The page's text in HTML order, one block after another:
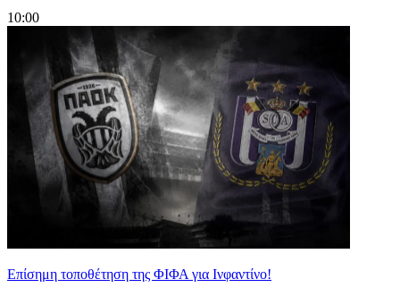
10:00
Επίσημη τοποθέτηση της ΦΙΦΑ για Ινφαντίνο!